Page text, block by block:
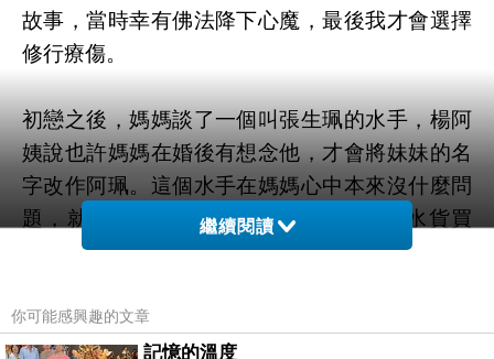
故事，當時幸有佛法降下心魔，最後我才會選擇
修行療傷。
初戀之後，媽媽談了一個叫張生珮的水手，楊阿
姨說也許媽媽在婚後有想念他，才會將妹妹的名
字改作阿珮。這個水手在媽媽心中本來沒什麼問
題，就是當年男生家窮，有時順路做些水貨買
賣，媽媽不喜歡他走私賺錢，因為這個原因分手
不到爸爸追求到媽媽了，世上也沒有我跟妹妹。
繼續閱讀
你可能感興趣的文章
記憶的溫度